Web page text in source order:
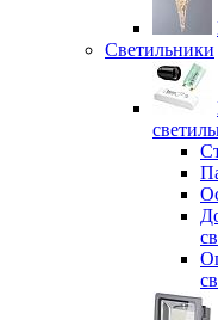
Светильники